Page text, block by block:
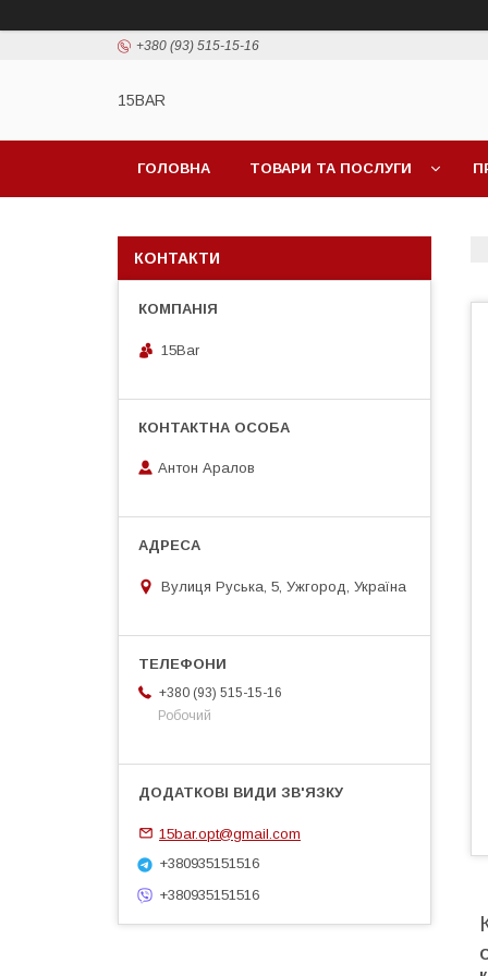
+380 (93) 515-15-16
15BAR
ГОЛОВНА ТОВАРИ ТА ПОСЛУГИ
КОНТАКТИ
15Bar
Антон Аралов
Вулиця Руська, 5, Ужгород, Україна
+380 (93) 515-15-16
Робочий
15bar.opt@gmail.com
+380935151516
+380935151516